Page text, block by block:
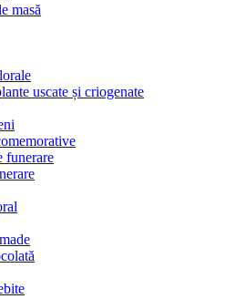
masă
uscate și criogenate
funerare